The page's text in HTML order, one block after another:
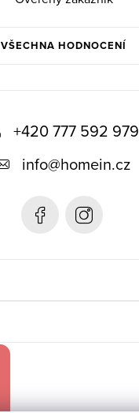
VŠECHNA HODNOCENÍ
+420 777 592 979
info@homein.cz